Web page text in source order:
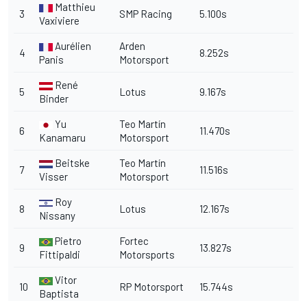
3
Matthieu
Vaxiviere
SMP Racing 5.100s
4
Aurélien
Panis
Arden
Motorsport
8.252s
5
René
Binder
Lotus 9.167s
6
Yu
Kanamaru
Teo Martín
Motorsport
11.470s
7
Beitske
Visser
Teo Martín
Motorsport
11.516s
8
Roy
Nissany
Lotus 12.167s
9
Pietro
Fittipaldi
Fortec
Motorsports
13.827s
10
Vitor
Baptista
RP Motorsport 15.744s